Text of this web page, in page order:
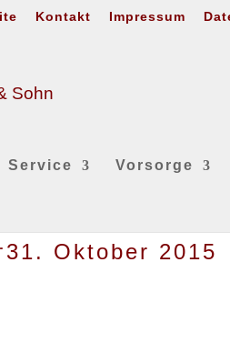
Kontakt Impressum
Service Vorsorge
Oktober 2015